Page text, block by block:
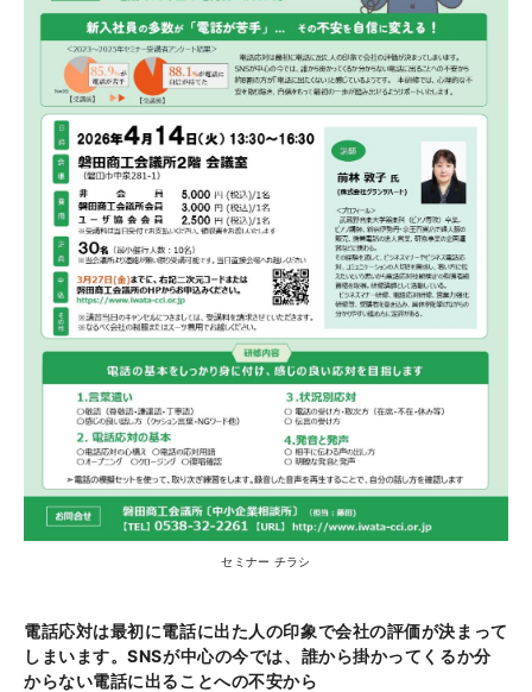
セミナー チラシ
電話応対は最初に電話に出た人の印象で会社の評価が決まって
しまいます。SNSが中心の今では、誰から掛かってくるか分
からない電話に出ることへの不安から